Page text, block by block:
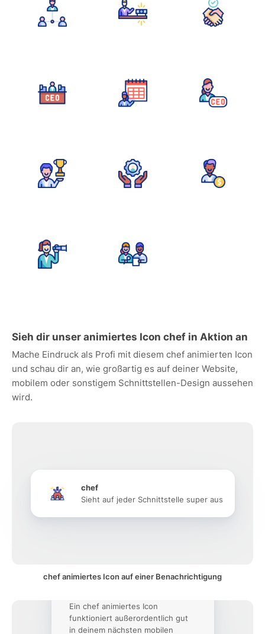
Sieh dir unser animiertes Icon chef in Aktion an
Mache Eindruck als Profi mit diesem chef animierten Icon
und schau dir an, wie großartig es auf deiner Website,
mobilem oder sonstigem Schnittstellen-Design aussehen
wird.
chef
Sieht auf jeder Schnittstelle super aus
chef animiertes Icon auf einer Benachrichtigung
Ein chef animiertes Icon
funktioniert außerordentlich gut
in deinem nächsten mobilen